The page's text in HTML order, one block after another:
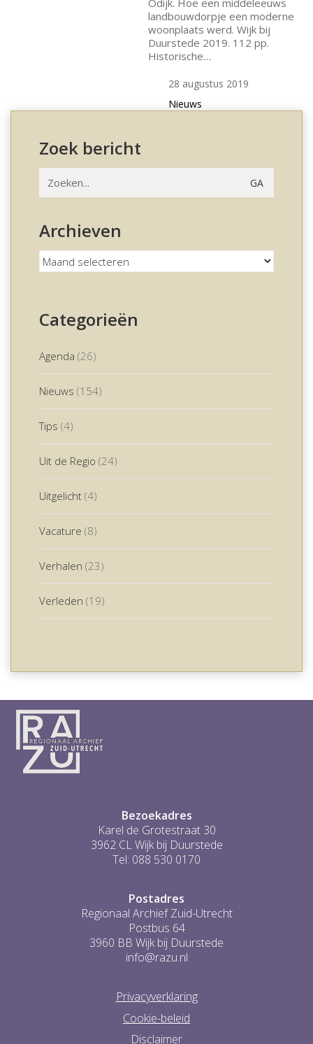
Odijk. Hoe een middeleeuws
landbouwdorpje een moderne
woonplaats werd. Wijk bij
Duurstede 2019. 112 pp.
Historische…
28 augustus 2019
Nieuws
Zoek bericht
naar:
Archieven
Archieven
Categorieën
Agenda (26)
Nieuws (154)
Tips (4)
Uit de Regio (24)
Uitgelicht (4)
Vacature (8)
Verhalen (23)
Verleden (19)
Bezoekadres
Karel de Grotestraat 30
3962 CL Wijk bij Duurstede
Tel: 088 530 0170
Postadres
Regionaal Archief Zuid-Utrecht
Postbus 64
3960 BB Wijk bij Duurstede
info@razu.nl
Privacyverklaring
Cookie-beleid
Disclaimer